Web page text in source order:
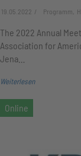
19.05.2022 Programm,
The 2022 Annual
Association for
Jena…
Weiterlesen